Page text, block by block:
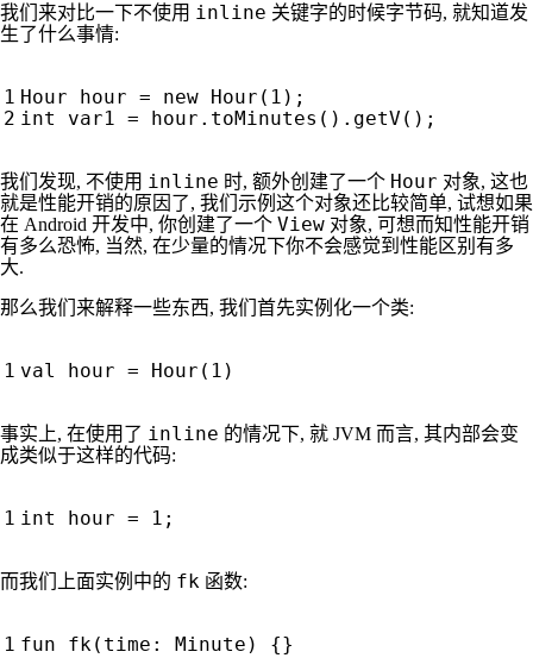
我们来对比一下不使用 inline 关键字的时候字节码, 就知道发
生了什么事情:
Hour hour = new Hour ( 1 );
int
var1 = hour . toMinutes (). getV ();
我们发现, 不使用 inline 时, 额外创建了一个 Hour 对象, 这也
就是性能开销的原因了, 我们示例这个对象还比较简单, 试想如果
在 Android 开发中, 你创建了一个 View 对象, 可想而知性能开销
有多么恐怖, 当然, 在少量的情况下你不会感觉到性能区别有多
大.
那么我们来解释一些东西, 我们首先实例化一个类:
val hour = Hour ( 1 )
事实上, 在使用了 inline 的情况下, 就 JVM 而言, 其内部会变
成类似于这样的代码:
int hour = 1 ;
而我们上面实例中的 fk 函数:
fun fk( time : Minute ) {}